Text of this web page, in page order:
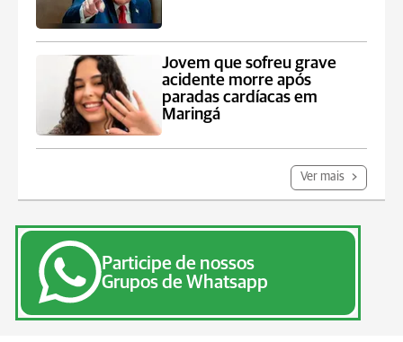
Jovem que sofreu grave
acidente morre após
paradas cardíacas em
Maringá
Ver mais
Participe de nossos
Grupos de Whatsapp